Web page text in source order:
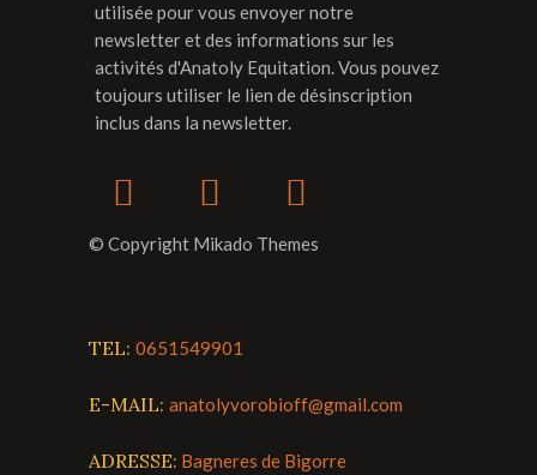
utilisée pour vous envoyer notre
newsletter et des informations sur les
activités d'Anatoly Equitation. Vous pouvez
toujours utiliser le lien de désinscription
inclus dans la newsletter.
© Copyright Mikado Themes
TEL: 0651549901
E-MAIL: anatolyvorobioff@gmail.com
ADRESSE: Bagneres de Bigorre